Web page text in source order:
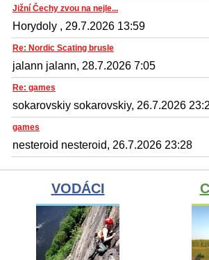
Jižní Čechy zvou na nejle...
Horydoly , 29.7.2026 13:59
Re: Nordic Scating brusle
jalann jalann, 28.7.2026 7:05
Re: games
sokarovskiy sokarovskiy, 26.7.2026
games
nesteroid nesteroid, 26.7.2026 23:28
VODÁCI